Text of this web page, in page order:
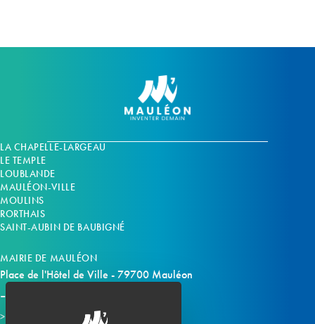
LA CHAPELLE-LARGEAU
LE TEMPLE
LOUBLANDE
MAULÉON-VILLE
MOULINS
RORTHAIS
SAINT-AUBIN DE BAUBIGNÉ
MAIRIE DE MAULÉON
Place de l'Hôtel de Ville - 79700 Mauléon
Horaires d'ouverture